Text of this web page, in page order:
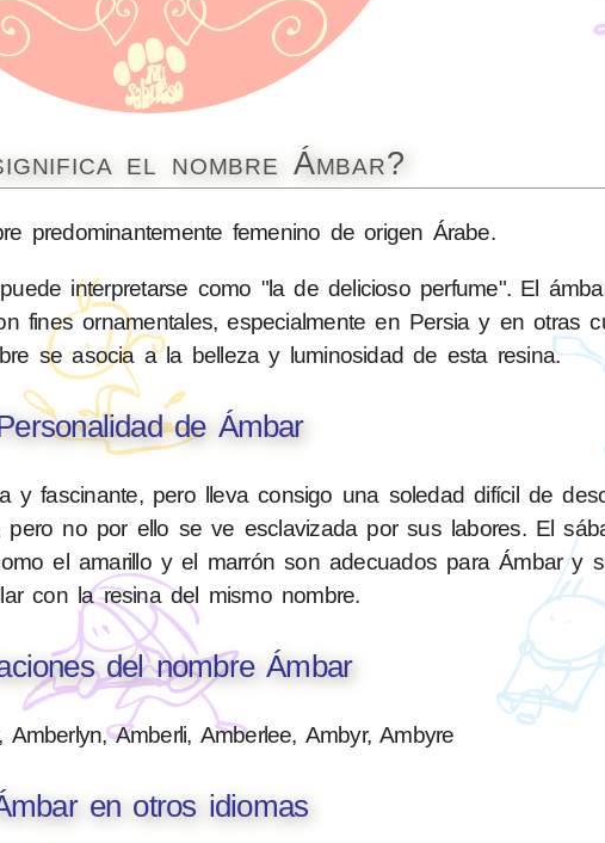
el nombre Ámbar?
predominantemente femenino de origen Árabe.
interpretarse como "la de delicioso perfume". El
fines ornamentales, especialmente en Persia y en otras
se asocia a la belleza y luminosidad de esta resina.
de Ámbar
y fascinante, pero lleva consigo una soledad difícil de
pero no por ello se ve esclavizada por sus labores. El
el amarillo y el marrón son adecuados para Ámbar y
con la resina del mismo nombre.
del nombre Ámbar
Amberlyn, Amberli, Amberlee, Ambyr, Ambyre
en otros idiomas